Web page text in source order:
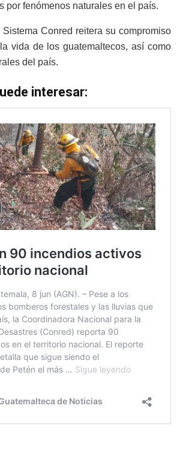
por fenómenos naturales en el país.
Sistema Conred reitera su compromiso
vida de los guatemaltecos, así como
del país.
interesar: